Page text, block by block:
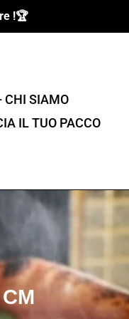
!🏆
CHI SIAMO
IL TUO PACCO